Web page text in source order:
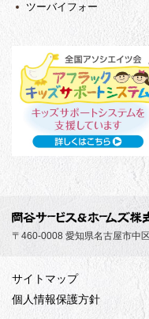
ツーバイフォー
〒460-0008 愛知県名古屋市中
サイトマップ
個人情報保護方針